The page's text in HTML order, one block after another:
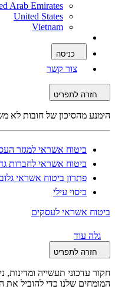
Arab Emirates
United States
Vietnam
כניסה
צור קשר
חזרה לתפריט
הימנע מהסיכון של חובות לא
ביטוח אשראי למגזר
ביטוח אשראי לחברות
פתרון ביטוח אשראי
כיסוי עילי
ביטוח אשראי לעסקים
גלה עוד
חזרה לתפריט
חקור עדכוני תעשייה ומדינות,
המומחים שלנו כדי להוביל